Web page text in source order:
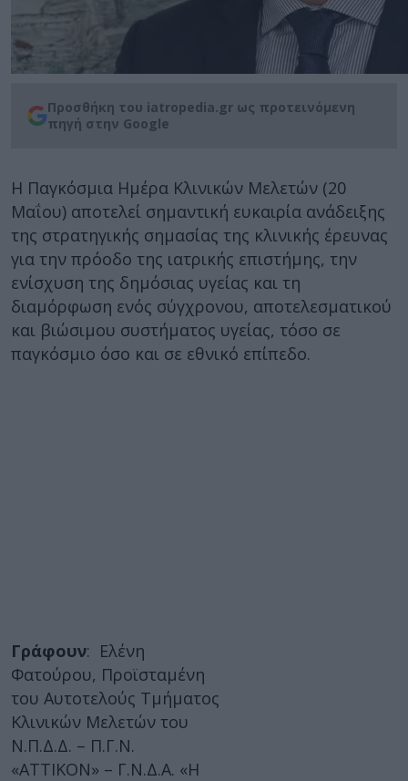
Προσθήκη του iatropedia.gr ως προτεινόμενη
πηγή στην Google
Η Παγκόσμια Ημέρα Κλινικών Μελετών (20
Μαΐου) αποτελεί σημαντική ευκαιρία ανάδειξης
της στρατηγικής σημασίας της κλινικής έρευνας
για την πρόοδο της ιατρικής επιστήμης, την
ενίσχυση της δημόσιας υγείας και τη
διαμόρφωση ενός σύγχρονου, αποτελεσματικού
και βιώσιμου συστήματος υγείας, τόσο σε
παγκόσμιο όσο και σε εθνικό επίπεδο.
Γράφουν: Ελένη
Φατούρου, Προϊσταμένη
του Αυτοτελούς Τμήματος
Κλινικών Μελετών του
Ν.Π.Δ.Δ. – Π.Γ.Ν.
«ΑΤΤΙΚΟΝ» – Γ.Ν.Δ.Α. «Η